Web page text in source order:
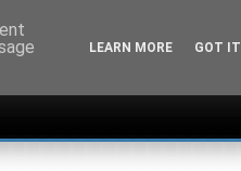
LEARN MORE GOT IT